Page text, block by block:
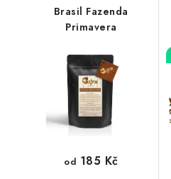
Brasil Fazenda
Primavera
od 185 Kč